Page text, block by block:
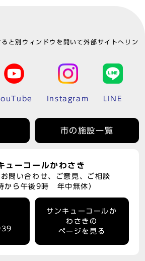
と別ウィンドウを開いて外部サイトへリン
Instagram LINE
市の施設一覧
ューコールかわさき
問い合わせ、ご意見、ご相談
から午後9時 年中無休）
サンキューコールか
わさきの
ページを見る